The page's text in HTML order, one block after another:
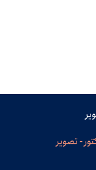
- تصویر